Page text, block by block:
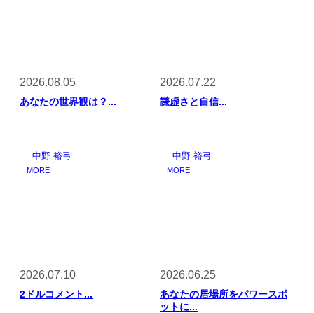
2026.08.05
あなたの世界観は？...
中野 裕弓
MORE
2026.07.22
謙虚さと自信...
中野 裕弓
MORE
2026.07.10
2ドルコメント...
2026.06.25
あなたの居場所をパワースポ
ットに...